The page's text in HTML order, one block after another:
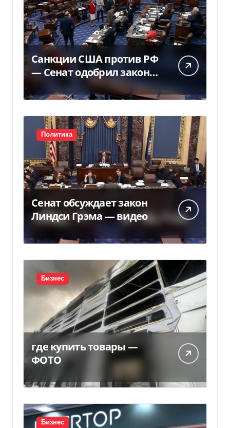
Санкции США против РФ
— Сенат одобрил закон
Грема — Фокус
Политика
Сенат обсуждает закон
Линдси Грэма — видео
Бизнес
где купить товары —
ФОТО
Бизнес